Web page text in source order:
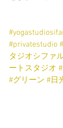
#privatestudio
タジオシファ
ートスタジオ
#グリーン #日